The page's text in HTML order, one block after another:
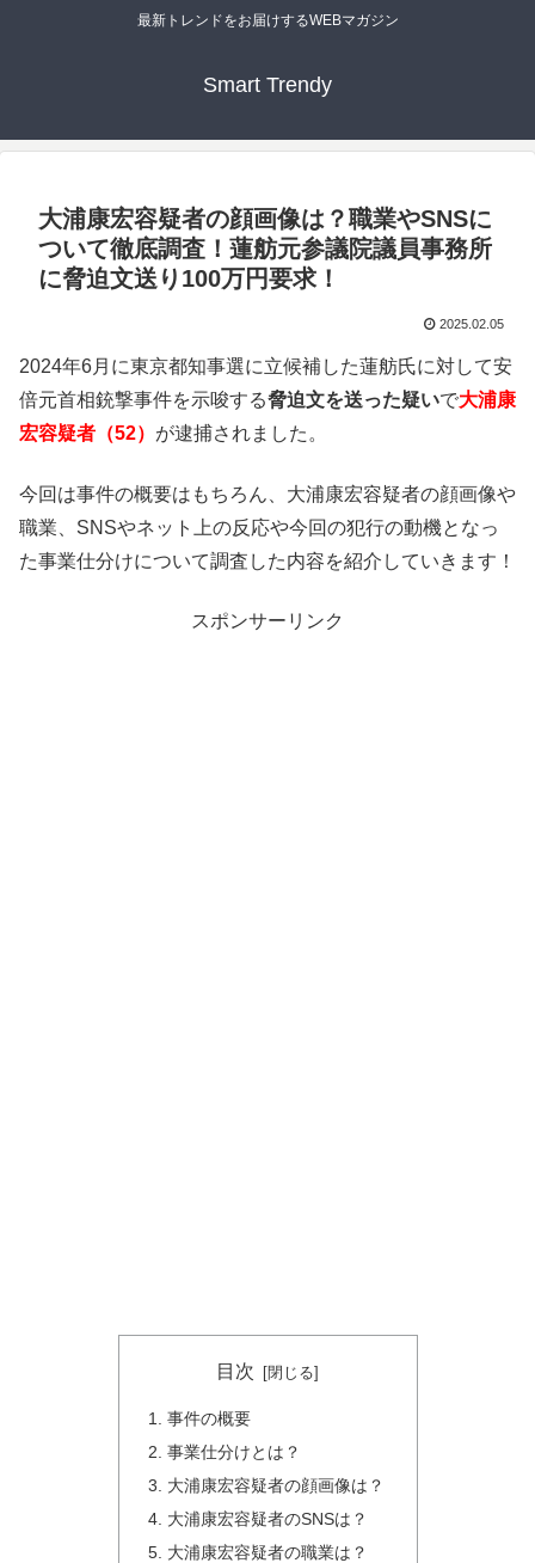
最新トレンドをお届けするWEBマガジン
Smart Trendy
大浦康宏容疑者の顔画像は？職業やSNSに
ついて徹底調査！蓮舫元参議院議員事務所
に脅迫文送り100万円要求！
2025.02.05
2024年6月に東京都知事選に立候補した蓮舫氏に対して安
倍元首相銃撃事件を示唆する脅迫文を送った疑いで大浦康
宏容疑者（52） が逮捕されました。
今回は事件の概要はもちろん、大浦康宏容疑者の顔画像や
職業、SNSやネット上の反応や今回の犯行の動機となっ
た事業仕分けについて調査した内容を紹介していきます！
スポンサーリンク
目次
事件の概要
事業仕分けとは？
大浦康宏容疑者の顔画像は？
大浦康宏容疑者のSNSは？
大浦康宏容疑者の職業は？